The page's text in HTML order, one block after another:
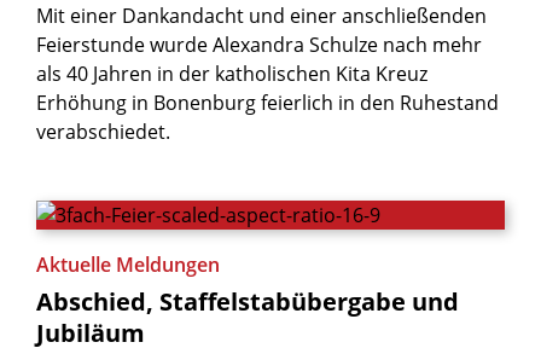
Mit einer Dankandacht und einer anschließenden
Feierstunde wurde Alexandra Schulze nach mehr
als 40 Jahren in der katholischen Kita Kreuz
Erhöhung in Bonenburg feierlich in den Ruhestand
verabschiedet.
Aktuelle Meldungen
Abschied, Staffelstabübergabe und
Jubiläum